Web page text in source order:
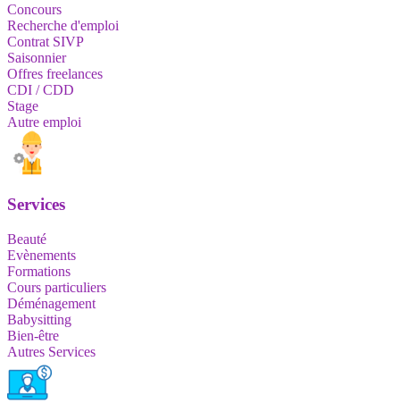
Concours
Recherche d'emploi
Contrat SIVP
Saisonnier
Offres freelances
CDI / CDD
Stage
Autre emploi
Services
Beauté
Evènements
Formations
Cours particuliers
Déménagement
Babysitting
Bien-être
Autres Services